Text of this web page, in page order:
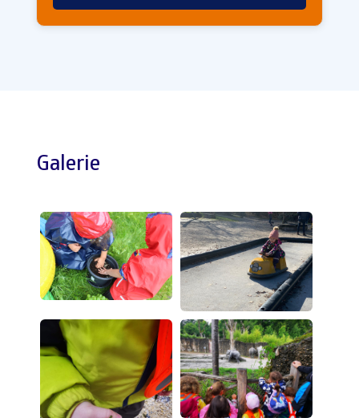
Galerie